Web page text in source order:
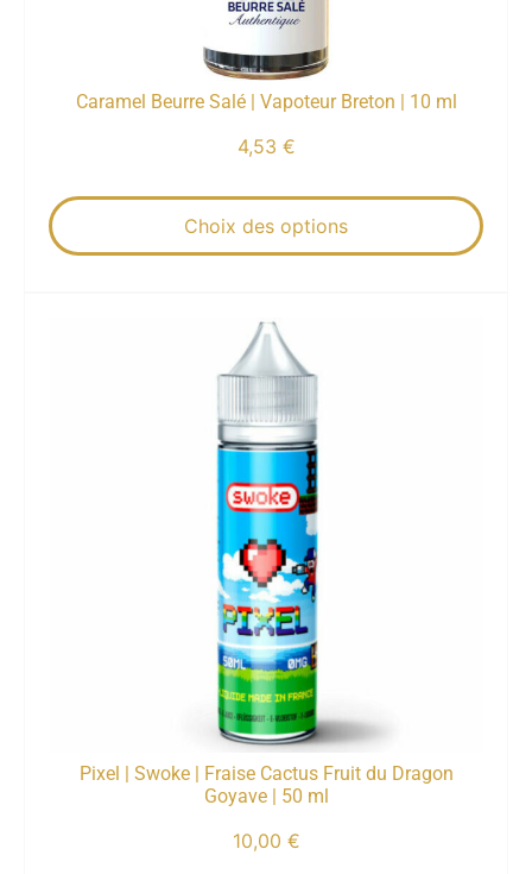
Caramel Beurre Salé | Vapoteur Breton | 10 ml
4,53 €
Choix des options
Pixel | Swoke | Fraise Cactus Fruit du Dragon
Goyave | 50 ml
10,00 €